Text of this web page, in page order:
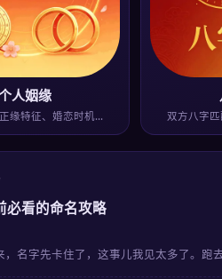
人姻缘
缘特征、婚恋时机… 双方八字
必看的命名攻略
，名字先卡住了，这事儿我见太多了。